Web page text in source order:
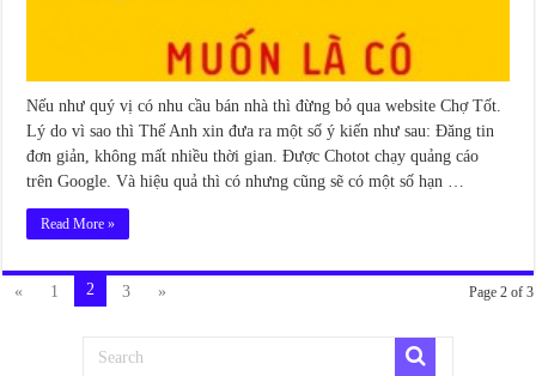
Nếu như quý vị có nhu cầu bán nhà thì đừng bỏ qua website Chợ Tốt.
Lý do vì sao thì Thế Anh xin đưa ra một số ý kiến như sau: Đăng tin
đơn giản, không mất nhiều thời gian. Được Chotot chạy quảng cáo
trên Google. Và hiệu quả thì có nhưng cũng sẽ có một số hạn …
Read More »
Page 2 of 3
« 1 2 3 »